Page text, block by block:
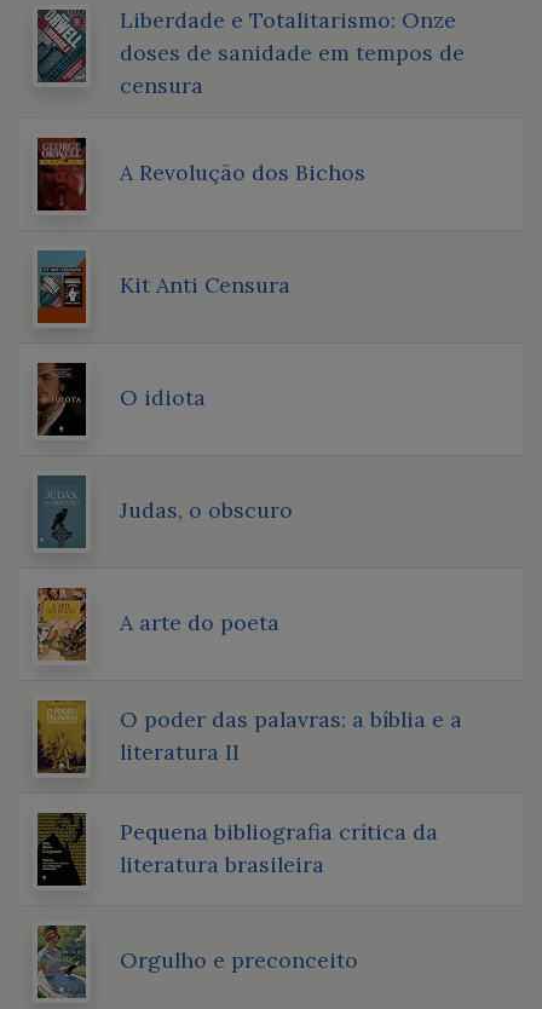
Liberdade e Totalitarismo: Onze
doses de sanidade em tempos de
censura
A Revolução dos Bichos
Kit Anti Censura
O idiota
Judas, o obscuro
A arte do poeta
O poder das palavras: a bíblia e a
literatura II
Pequena bibliografia crítica da
literatura brasileira
Orgulho e preconceito